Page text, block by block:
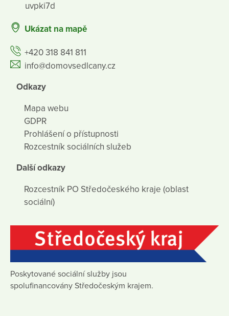
uvpki7d
Ukázat na mapě
+420 318 841 811
info@domovsedlcany.cz
Odkazy
Mapa webu
GDPR
Prohlášení o přístupnosti
Rozcestník sociálních služeb
Další odkazy
Rozcestník PO Středočeského kraje (oblast
sociální)
Poskytované sociální služby jsou
spolufinancovány Středočeským krajem.